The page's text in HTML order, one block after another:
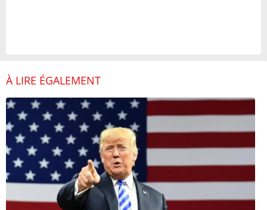
À LIRE ÉGALEMENT